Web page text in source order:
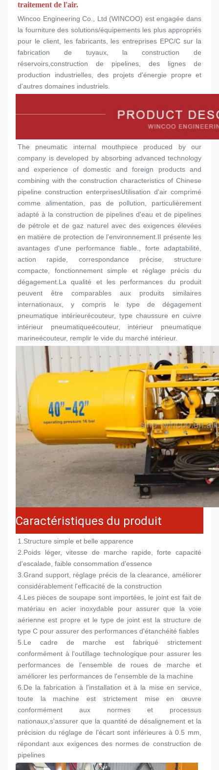
traitement de l'air.
Wincoo Engineering Co., Ltd (WINCOO) est engagée dans
la fourniture des solutions/équipements les plus appropriés
pour le client, les fabricants, les entreprises EPC/C sur la
fabrication de tuyaux, la construction de
réservoirs,construction de pipelines, des lignes de
production industrielles, des projets d'énergie propre et
d'autres domaines industriels.
The pneumatic internal mouthpiece produced by our
company is developed by absorbing advanced technology
and experience of domestic and foreign products and
combining with the construction characteristics of Chinese
pipeline construction enterprisesUtilisation d'air comprimé
comme alimentation, pas de pollution, particulièrement
adapté à la construction de pipelines d'eau et de pipelines
de pétrole et de gaz naturel avec des exigences élevées
en matière de protection de l'environnement.Il présente les
avantages d'une performance fiable., forte adaptabilité,
action rapide, correspondance précise, structure
compacte, fonctionnement simple et réglage précis du
dégagement.La qualité et les performances du produit
peuvent être comparables aux produits similaires
internationaux, y compris le type de dégagement
pneumatique intérieurécouteur, type chaussure en cuivre
intérieur pneumatiqueécouteur, intérieur pneumatique
marineécouteur, remplir le vide du marché intérieur.
Caractéristiques du produit
1. Structure simple et belle apparence
2. Poids léger, vitesse de marche rapide, forte capacité
d'escalade, faible consommation d'essence
3. Grand support, réglage précis de la clearance, améliorer
considérablement l'efficacité de la construction
4. Les pièces de soupape sont importées, le joint est fait de
matériau en acier inoxydable pour assurer que la voie
aérienne est propre et le type de joint est la structure de
type C pour assurer des performances d'étanchéité fiables
5. Le cadre de marche est fabriqué strictement
conformément à l'outillage technologique pour assurer les
performances de l'ensemble de roues de marche et
améliorer les performances de l'ensemble de la machine
6. De la fabrication à l'installation et à la mise en service,
toute la machine est strictement mise en œuvre
conformément aux normes et processus
nationaux,s'assurer que la quantité de désalignement et la
précision du réglage de l'écart sont inférieures à 0.5 mm,
répondant aux exigences des normes de construction de
pipelines